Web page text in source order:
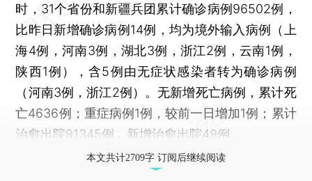
时，31个省份和新疆兵团累计确诊病例96502例，
比昨日新增确诊病例14例，均为境外输入病例（上
海4例，河南3例，湖北3例，浙江2例，云南1例，
陕西1例），含5例由无症状感染者转为确诊病例
（河南3例，浙江2例）。无新增死亡病例，累计死
亡4636例；重症病例1例，较前一日增加1例；累计
治愈出院91345例，新增治愈出院49例。
本文共计2709字 订阅后继续阅读